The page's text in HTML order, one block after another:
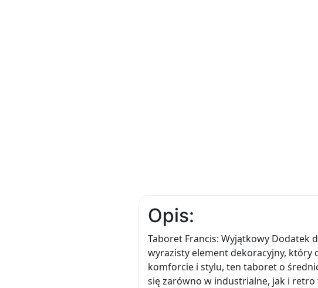
Opis:
Taboret Francis: Wyjątkowy Dodatek
wyrazisty element dekoracyjny, który
komforcie i stylu, ten taboret o
się zarówno w industrialne, jak i retro